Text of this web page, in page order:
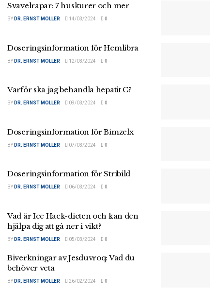
Svavelrapar: 7 huskurer och mer
BY DR. ERNST MOLLER 14/03/2024 0
Doseringsinformation för Hemlibra
BY DR. ERNST MOLLER 12/03/2024 0
Varför ska jag behandla hepatit C?
BY DR. ERNST MOLLER 09/03/2024 0
Doseringsinformation för Bimzelx
BY DR. ERNST MOLLER 07/03/2024 0
Doseringsinformation för Stribild
BY DR. ERNST MOLLER 06/03/2024 0
Vad är Ice Hack-dieten och kan den
hjälpa dig att gå ner i vikt?
BY DR. ERNST MOLLER 05/03/2024 0
Biverkningar av Jesduvroq: Vad du
behöver veta
BY DR. ERNST MOLLER 26/02/2024 0